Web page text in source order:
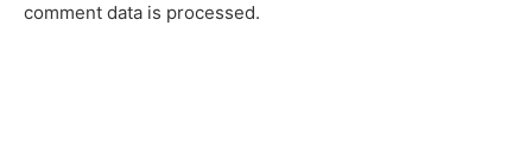
comment data is processed.